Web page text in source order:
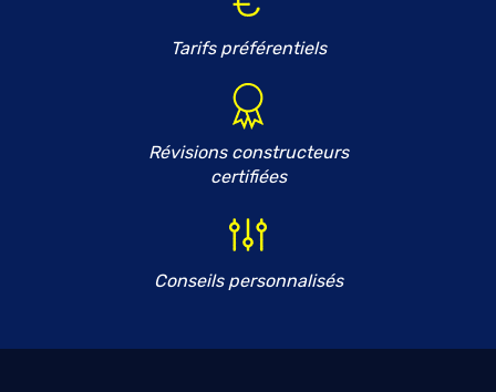
Tarifs préférentiels
Révisions constructeurs
certifiées
Conseils personnalisés